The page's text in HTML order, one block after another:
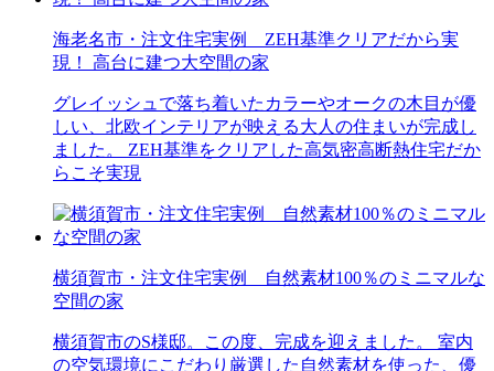
海老名市・注文住宅実例 ZEH基準クリアだから実
現！ 高台に建つ大空間の家
グレイッシュで落ち着いたカラーやオークの木目が優
しい、北欧インテリアが映える大人の住まいが完成し
ました。 ZEH基準をクリアした高気密高断熱住宅だか
らこそ実現
横須賀市・注文住宅実例 自然素材100％のミニマルな
空間の家
横須賀市のS様邸。この度、完成を迎えました。 室内
の空気環境にこだわり厳選した自然素材を使った、優